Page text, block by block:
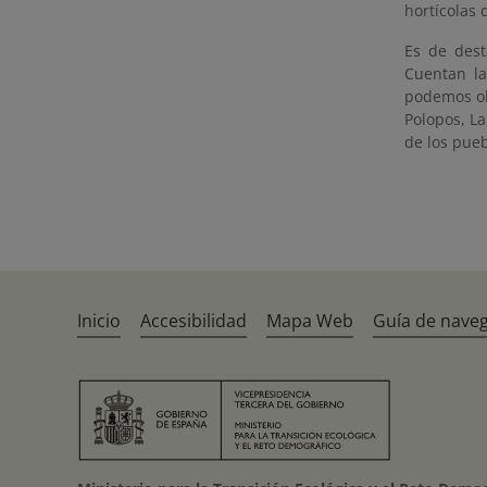
hortícolas
Es de
Cuentan
podemos
Polopos,
de los
Inicio Accesibilidad Mapa Web Guía de